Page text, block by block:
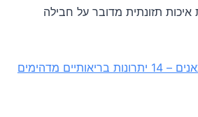
איכות תזונתית מדובר על חבילה
יתרונות בריאותיים מדהימים